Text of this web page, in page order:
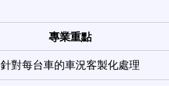
專業重點
針對每台車的車況客製化處理